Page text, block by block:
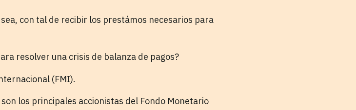
con tal de recibir los prestámos necesarios para
resolver una crisis de balanza de pagos?
(FMI).
los principales accionistas del Fondo Monetario